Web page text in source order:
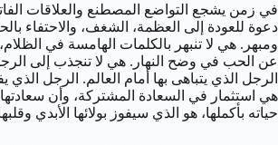
في زمن يشجع التواضع المصطنع والعلاقات
دعوة للعودة إلى العظمة، الشغف، والاحتفاء
ومبهر. هي لا تنبهر بالكلمات الهامسة في الظلام،
عن الحب في وضح النهار. هي لا تنجذب إلى
الرجل الذي يتباهى بها أمام العالم. الرجل الذي
هي استثمار في السعادة المشتركة، وأن
حياته بأكملها، هو الذي سيفوز بولائها الأبدي